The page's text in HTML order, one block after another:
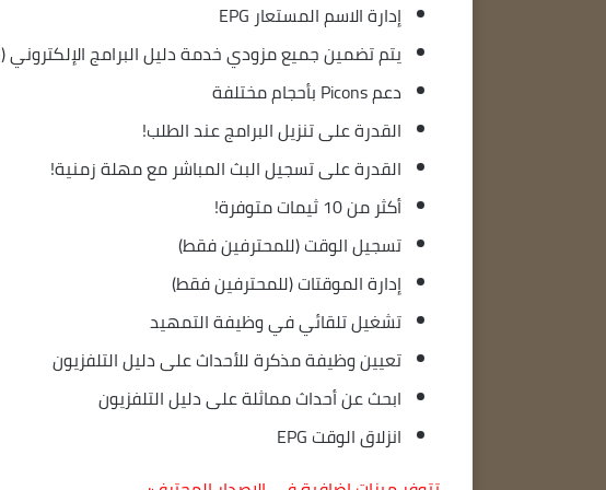
إدارة الاسم المستعار EPG
يتم تضمين جميع مزودي خدمة دليل البرامج الإلكتروني (EPG)
دعم Picons بأحجام مختلفة
القدرة على تنزيل البرامج عند الطلب!
القدرة على تسجيل البث المباشر مع مهلة زمنية!
أكثر من 10 ثيمات متوفرة!
تسجيل الوقت (للمحترفين فقط)
إدارة الموقتات (للمحترفين فقط)
تشغيل تلقائي في وظيفة التمهيد
تعيين وظيفة مذكرة للأحداث على دليل التلفزيون
ابحث عن أحداث مماثلة على دليل التلفزيون
انزلاق الوقت EPG